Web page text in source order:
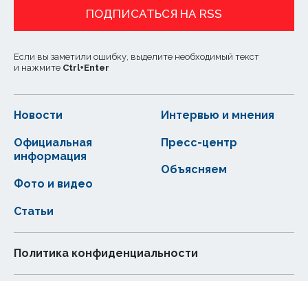
ПОДПИСАТЬСЯ НА RSS
Если вы заметили ошибку, выделите необходимый текст
и нажмите Ctrl+Enter
Новости
Статьи
Официальная
информация
Интервью и мнения
Фото и видео
Пресс-центр
Объясняем
Политика конфиденциальности